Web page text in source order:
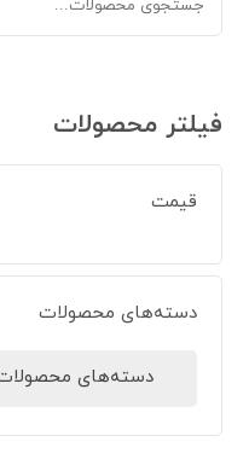
فیلتر محصولات
قیمت
دسته‌های محصولات
دسته‌های